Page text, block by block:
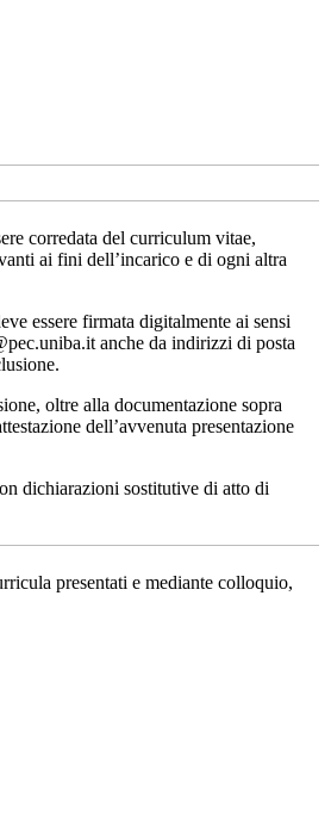
corredata del curriculum vitae,
ai fini dell’incarico e di ogni altra
essere firmata digitalmente ai sensi
anche da indirizzi di posta
oltre alla documentazione sopra
dell’avvenuta presentazione
dichiarazioni sostitutive di atto di
presentati e mediante colloquio,